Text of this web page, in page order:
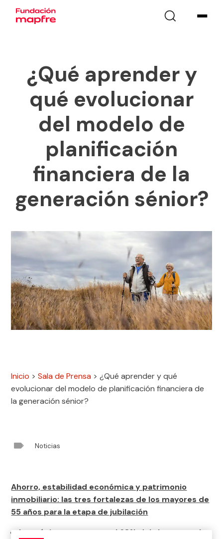
¿Qué aprender y
qué evolucionar
del modelo de
planificación
financiera de la
generación sénior?
Inicio >Sala de Prensa >¿Qué aprender y qué
evolucionar del modelo de planificación financiera de
la generación sénior?
 Noticias
Ahorro, estabilidad económica y patrimonio
inmobiliario: las tres fortalezas de los mayores de
55 años para la etapa de jubilación
Los sénior concentran el 68% del ahorro total